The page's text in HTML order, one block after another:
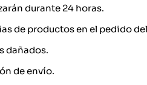
durante 24 horas.
de productos en el pedido
dañados.
de envío.